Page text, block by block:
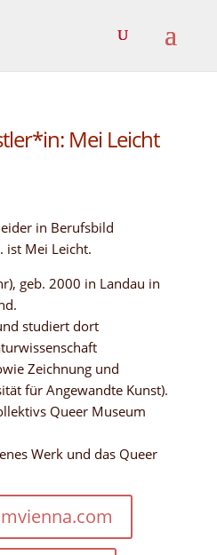
Mei Leicht
in Berufsbild
ist Mei Leicht.
geb. 2000 in Landau in
studiert dort
Zeichnung und
für Angewandte Kunst).
Queer Museum
Werk und das Queer